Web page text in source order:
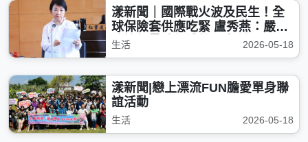
漾新聞｜國際戰火波及民生！全
球保險套供應吃緊 盧秀燕：嚴密
監控價量確保補給不中斷
生活 2026-05-18
漾新聞|戀上漂流FUN膽愛單身聯
誼活動
生活 2026-05-18